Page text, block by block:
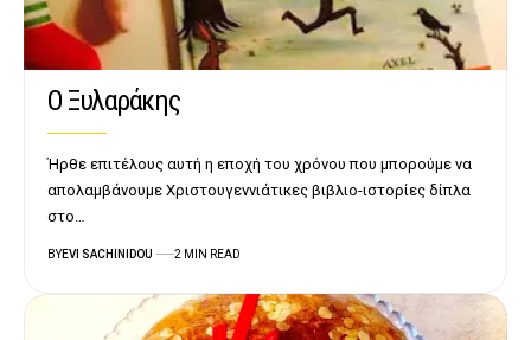
Ο Ξυλαράκης
Ήρθε επιτέλους αυτή η εποχή του χρόνου που μπορούμε να
απολαμβάνουμε Χριστουγεννιάτικες βιβλιο-ιστορίες δίπλα
στο…
BYEVI SACHINIDOU 2 MIN READ